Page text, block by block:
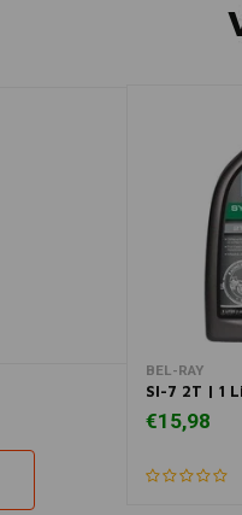
BEL-RAY
SI-7 2T | 1
€15,98